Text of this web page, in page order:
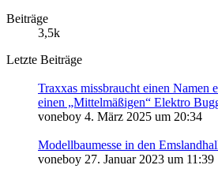
Beiträge
3,5k
Letzte Beiträge
Traxxas missbraucht einen Namen
einen „Mittelmäßigen“ Elektro
voneboy 4. März 2025 um 20:34
Modellbaumesse in den
voneboy 27. Januar 2023 um 11:39